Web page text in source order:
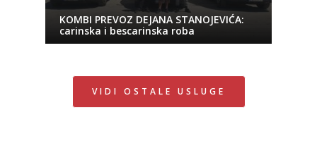
KOMBI PREVOZ DEJANA STANOJEVIĆA:
carinska i bescarinska roba
VIDI OSTALE USLUGE